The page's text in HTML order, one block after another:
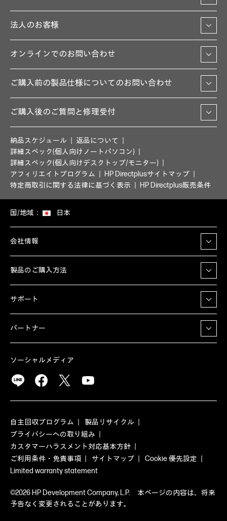
法人のお客様
オンラインでのお問い合わせ
ご購入前の製品仕様についてのお問い合わせ
ご購入後のご質問と修理受付
納品スケジュール
返品について
詳細スペック(個人向けノートパソコン)
詳細スペック(個人向けデスクトップ/モニター)
アフィリエイトプログラム
HP Directplusサイトマップ
特定商取引に関する法律に基づく表示
HP Directplus販売条件
国/地域： 日本
会社情報
製品のご購入方法
サポート
パートナー
ソーシャルメディア
自主回収プログラム
製品リサイクル
プライバシーへの取り組み
カスタマーハラスメント対応基本方針
ご利用条件・免責事項
サイトマップ
Cookie 優先設定
Limited warranty statement
©2026 HP Development Company, L.P. 本ページの内容は、将来
予告なく変更されることがあります。